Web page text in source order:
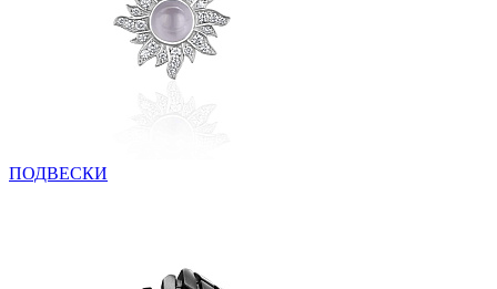
ПОДВЕСКИ